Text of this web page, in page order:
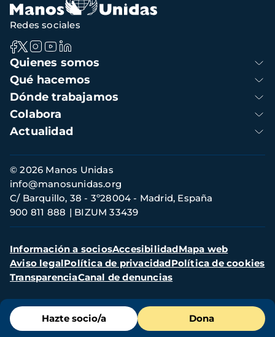
Menú
de
Hazte socio/a Dona
Navegación
principal
Quienes somos
Qué hacemos
Dónde trabajamos
Colabora
Actualidad
Redes sociales
Información
de
contacto
© 2026 Manos Unidas
C/ Barquillo, 38 - 3º28004 - Madrid, España
900 811 888
BIZUM 33439
info@manosunidas.org
Menú
secundario
Información a sociosAccesibilidadMapa web
Aviso legalPolítica de privacidadPolítica de cookies
TransparenciaCanal de denuncias